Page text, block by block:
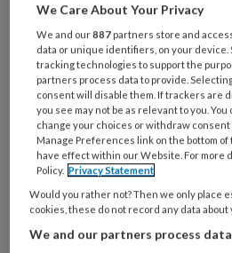
Estée Gerritsen (24) is als
gespecialiseerd in
kinderen en tieners bij het
beperking. Bij dat proces
ouders en de rest van het
kan divers zijn, legt ze uit.
‘Maar het begint vaak met
de handicap.’ Neem het
warm gezin’ dat ze
We Care About Your Privacy
We and our887 partners store and
data or unique identifiers, on your device.
tracking technologies to support the
partners process data to provide.
consent will disable them. If trackers are
you see may not be as relevant to you.
change your choices or withdraw consent
Manage Preferences link on the bottom of
have effect within our Website. For more
Policy. Privacy Statement
Would you rather not? Then we only place
cookies, these do not record any data about
We and our partners process